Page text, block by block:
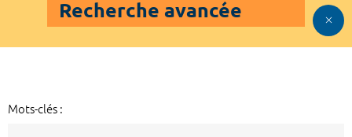
Recherche avancée
Mots-clés :